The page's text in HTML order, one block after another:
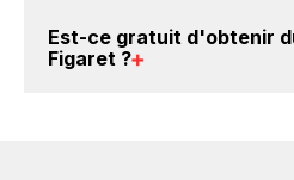
Figaret : Créez votre compte
cliquez sur le bouton Activer
Est-ce gratuit d'obtenir
Figaret ?